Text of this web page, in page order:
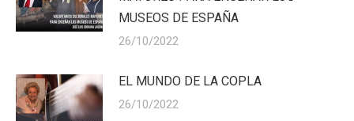
MUSEOS DE ESPAÑA
26/10/2022
EL MUNDO DE LA COPLA
26/10/2022